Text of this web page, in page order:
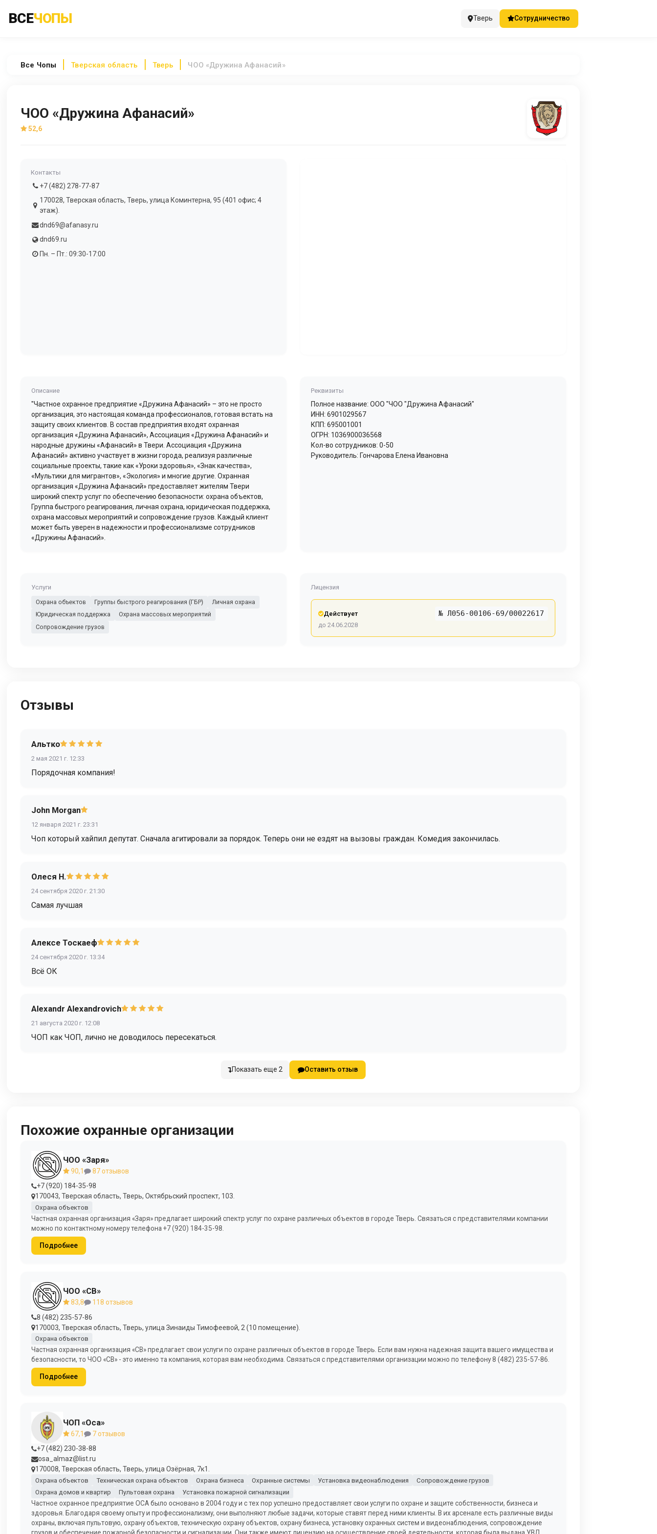
ВСЕЧОПЫ Тверь Сотрудничество
Все Чопы Тверская область Тверь ЧОО «Дружина Афанасий»
ЧОО «Дружина Афанасий»
52,6
Контакты
+7 (482) 278-77-87
170028, Тверская область, Тверь, улица Коминтерна, 95 (401 офис; 4
этаж).
dnd69@afanasy.ru
dnd69.ru
Пн. – Пт.: 09:30-17:00
Описание
"Частное охранное предприятие «Дружина Афанасий» – это не просто
организация, это настоящая команда профессионалов, готовая встать на
защиту своих клиентов. В состав предприятия входят охранная
организация «Дружина Афанасий», Ассоциация «Дружина Афанасий» и
народные дружины «Афанасий» в Твери. Ассоциация «Дружина
Афанасий» активно участвует в жизни города, реализуя различные
социальные проекты, такие как «Уроки здоровья», «Знак качества»,
«Мультики для мигрантов», «Экология» и многие другие. Охранная
организация «Дружина Афанасий» предоставляет жителям Твери
широкий спектр услуг по обеспечению безопасности: охрана объектов,
Группа быстрого реагирования, личная охрана, юридическая поддержка,
охрана массовых мероприятий и сопровождение грузов. Каждый клиент
может быть уверен в надежности и профессионализме сотрудников
«Дружины Афанасий».
Реквизиты
Полное название: ООО "ЧОО "Дружина Афанасий"
ИНН: 6901029567
КПП: 695001001
ОГРН: 1036900036568
Кол-во сотрудников: 0-50
Руководитель: Гончарова Елена Ивановна
Услуги
Охрана объектов
Группы быстрого реагирования (ГБР)
Личная охрана
Юридическая поддержка
Охрана массовых мероприятий
Сопровождение грузов
Лицензия
Действует № Л056-00106-69/00022617
до 24.06.2028
Отзывы
Альтко
2 мая 2021 г. 12:33
Порядочная компания!
John Morgan
12 января 2021 г. 23:31
Чоп который хайпил депутат. Сначала агитировали за порядок. Теперь они не ездят на вызовы граждан. Комедия закончилась.
Олеся Н.
24 сентября 2020 г. 21:30
Самая лучшая
Алексе Тоскаеф
24 сентября 2020 г. 13:34
Всё ОК
Alexandr Alexandrovich
21 августа 2020 г. 12:08
ЧОП как ЧОП, лично не доводилось пересекаться.
Показать еще 2 Оставить отзыв
Похожие охранные организации
ЧОО «Заря»
90,1
87 отзывов
+7 (920) 184-35-98
170043, Тверская область, Тверь, Октябрьский проспект, 103.
Охрана объектов
Частная охранная организация «Заря» предлагает широкий спектр услуг по охране различных объектов в городе Тверь. Связаться с представителями компании
можно по контактному номеру телефона +7 (920) 184-35-98.
Подробнее
ЧОО «СВ»
83,8
118 отзывов
8 (482) 235-57-86
170003, Тверская область, Тверь, улица Зинаиды Тимофеевой, 2 (10 помещение).
Охрана объектов
Частная охранная организация «СВ» предлагает свои услуги по охране различных объектов в городе Тверь. Если вам нужна надежная защита вашего имущества и
безопасности, то ЧОО «СВ» - это именно та компания, которая вам необходима. Связаться с представителями организации можно по телефону 8 (482) 235-57-86.
Подробнее
ЧОП «Оса»
67,1
7 отзывов
+7 (482) 230-38-88
osa_almaz@list.ru
170008, Тверская область, Тверь, улица Озёрная, 7к1.
Охрана объектов Техническая охрана объектов Охрана бизнеса Охранные системы Установка видеонаблюдения
Сопровождение грузов
Охрана домов и квартир
Пультовая охрана Установка пожарной сигнализации
Частное охранное предприятие ОСА было основано в 2004 году и с тех пор успешно предоставляет свои услуги по охране и защите собственности, бизнеса и
здоровья. Благодаря своему опыту и профессионализму, они выполняют любые задачи, которые ставят перед ними клиенты. В их арсенале есть различные виды
охраны, включая пультовую, охрану объектов, техническую охрану объектов, охрану бизнеса, установку охранных систем и видеонаблюдения, сопровождение
грузов и обеспечение пожарной безопасности и сигнализации. Они также имеют лицензию на осуществление своей деятельности, которая была выдана УВД